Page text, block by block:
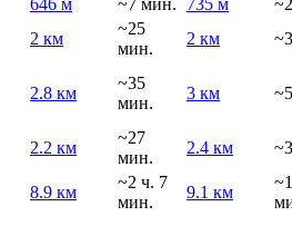
2 км
~25
мин.
2 км
2.8 км
~35
мин.
3 км
2.2 км
~27
мин.
2.4 км
8.9 км
~2 ч. 7
мин.
9.1 км